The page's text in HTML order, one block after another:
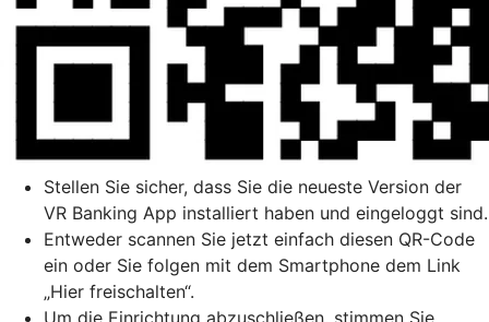
Stellen Sie sicher, dass Sie die neueste Version der
VR Banking App installiert haben und eingeloggt sind.
Entweder scannen Sie jetzt einfach diesen QR-Code
ein oder Sie folgen mit dem Smartphone dem Link
„Hier freischalten“.
Um die Einrichtung abzuschließen, stimmen Sie